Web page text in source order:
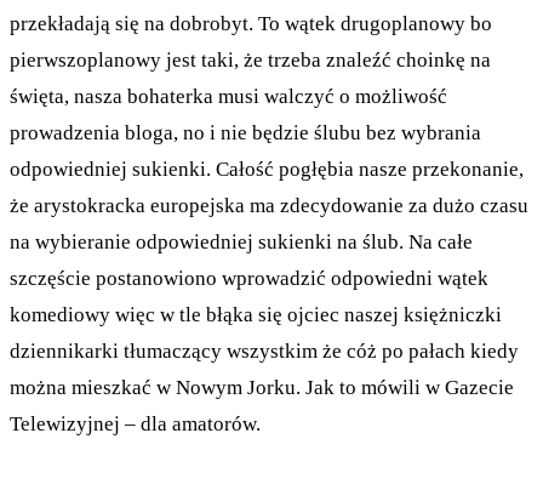
przekładają się na dobrobyt. To wątek drugoplanowy bo
pierwszoplanowy jest taki, że trzeba znaleźć choinkę na
święta, nasza bohaterka musi walczyć o możliwość
prowadzenia bloga, no i nie będzie ślubu bez wybrania
odpowiedniej sukienki. Całość pogłębia nasze przekonanie,
że arystokracka europejska ma zdecydowanie za dużo czasu
na wybieranie odpowiedniej sukienki na ślub. Na całe
szczęście postanowiono wprowadzić odpowiedni wątek
komediowy więc w tle błąka się ojciec naszej księżniczki
dziennikarki tłumaczący wszystkim że cóż po pałach kiedy
można mieszkać w Nowym Jorku. Jak to mówili w Gazecie
Telewizyjnej – dla amatorów.